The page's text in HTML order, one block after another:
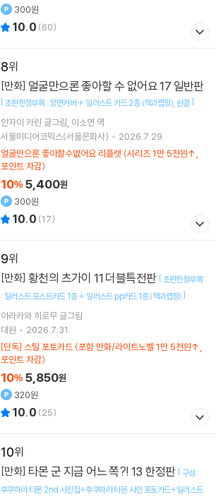
300원
10.0 (60)
8
[만화] 얼굴만으론 좋아할 수 없어요 17 일반판
[초판한정부록 : 양면커버 + 일러스트 카드 2종 (책과랩핑) 완결 ]
안자이 카린 글그림 이소연 역
서울미디어코믹스(서울문화사)
2026.7.29.
얼굴만으론 좋아할수없어요 리플렛 (시리즈 1만 5천원↑,
포인트 차감)
10% 5,400원
300원
10.0 (17)
9
[만화] 황천의 츠가이 11 더블특전판 [초판한정부록
: 일러스트 포스트카드 1종 + 일러스트 pp카드 1종 (책과랩핑) ]
아라카와 히로무글그림
대원
2026.7.31.
[단독] 스틸 포토카드 (포함 만화/라이트노벨 1만 5천원↑,
포인트 차감)
10% 5,850원
320원
10.0 (25)
10
[만화] 타몬 군 지금 어느 쪽?! 13 한정판 [구성 :
후쿠하라 타몬 2nd 사진집+후쿠하라 타몬 사인 포토카드+일러스트